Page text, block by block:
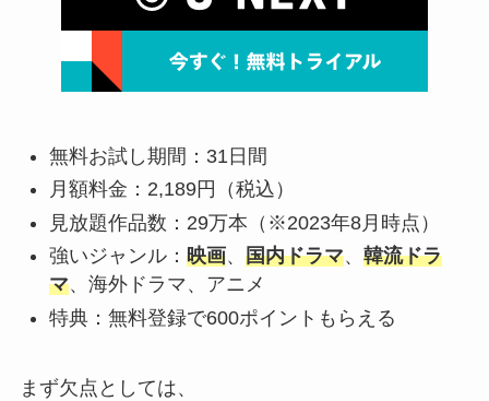
無料お試し期間：31日間
月額料金：2,189円（税込）
見放題作品数：29万本（※2023年8月時点）
強いジャンル： 映画、 国内ドラマ、 韓流ドラ
マ、海外ドラマ、アニメ
特典：無料登録で600ポイントもらえる
まず欠点としては、